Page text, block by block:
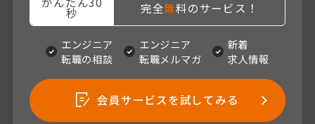
秒 完全無料のサービス！
エンジニア
転職の相談
エンジニア
転職メルマガ
新着
求人情報
会員サービスを試してみる